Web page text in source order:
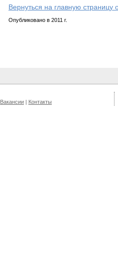
Вернуться на главную страницу
Опубликовано в 2011 г.
Вакансии | Контакты